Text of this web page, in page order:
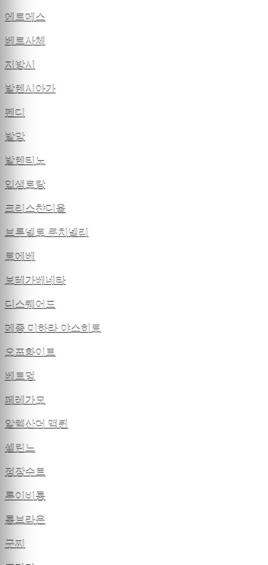
에르메스
베르사체
지방시
발렌시아가
펜디
발망
발렌티노
입생로랑
크리스챤디올
브루넬로 쿠치넬리
로에베
보테가베네타
디스퀘어드
메종 미하라 야스히로
오프화이트
베트멍
페레가모
알렉산더 맥퀸
셀린느
정장수트
루이비통
톰브라운
구찌